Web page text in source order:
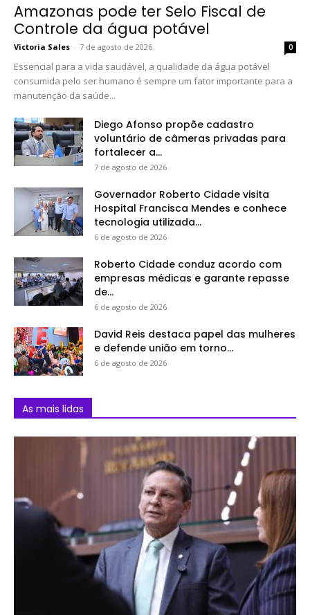
Amazonas pode ter Selo Fiscal de
Controle da água potável
Victoria Sales - 7 de agosto de 2026 0
Essencial para a vida saudável, a qualidade da água potável
consumida pelo ser humano é sempre um fator importante para a
manutenção da saúde...
Diego Afonso propõe cadastro
voluntário de câmeras privadas para
fortalecer a...
7 de agosto de 2026
Governador Roberto Cidade visita
Hospital Francisca Mendes e conhece
tecnologia utilizada...
6 de agosto de 2026
Roberto Cidade conduz acordo com
empresas médicas e garante repasse
de...
6 de agosto de 2026
David Reis destaca papel das mulheres
e defende união em torno...
6 de agosto de 2026
As mais lidas